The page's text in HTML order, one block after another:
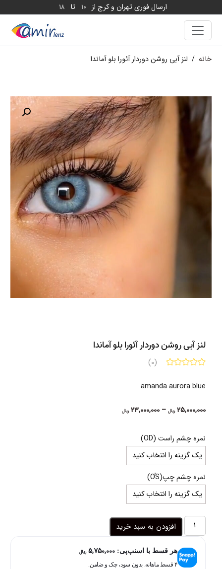
ارسال فوری تهران و کرج از 10 تا 18
خانه / لنز آبی روشن دوردار آئورا بلو آماندا
لنز آبی روشن دوردار آئورا بلو آماندا
(0)
amanda aurora blue
25,000,000 ریال –
23,000,000 ریالPrice
نمره چشم راست (OD)
نمره چشم چپ(OُS)
لنز
دوردار
آئورا
افزودن به سبد خرید
هر قسط با اسنپ‌پی: 5,750,000 ریال
۴ قسط ماهانه. بدون سود، چک و ضامن.